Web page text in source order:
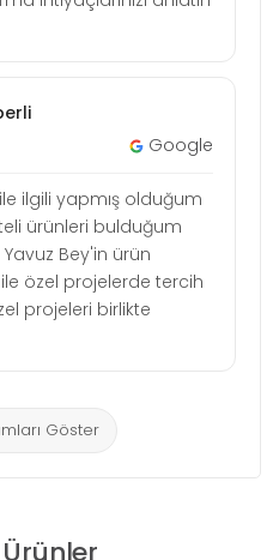
Google
ilgili yapmış olduğum
ürünleri bulduğum
Bey'in ürün
özel projelerde tercih
projeleri birlikte
Göster